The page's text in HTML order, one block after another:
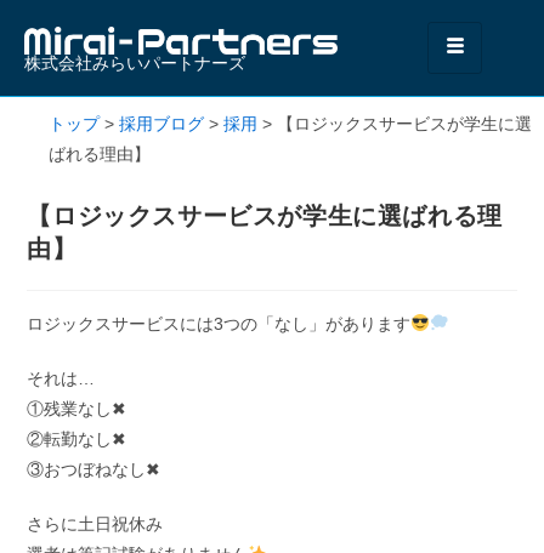
株式会社みらいパートナーズ
トップ> 採用ブログ > 採用 >
【ロジックスサービスが学生に選
ばれる理由】
【ロジックスサービスが学生に選ばれる理
由】
ロジックスサービスには3つの「なし」があります
それは…
①残業なし✖
②転勤なし✖
③おつぼねなし✖
さらに土日祝休み